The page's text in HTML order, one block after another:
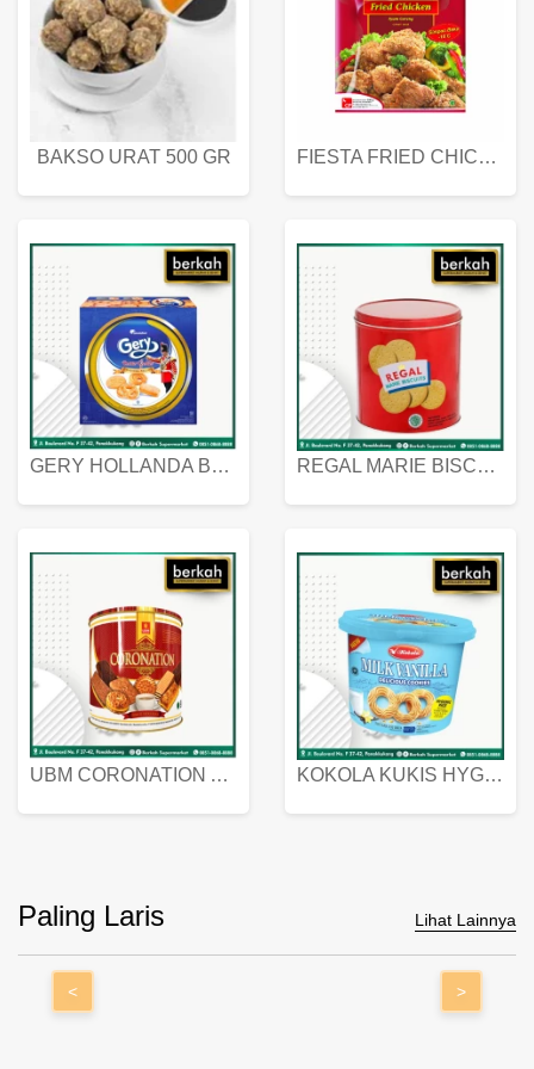
BAKSO URAT 500 GR FIESTA FRIED CHICKEN 500 GR
GERY HOLLANDA BUTTER COOKIES 450 GRAM REGAL MARIE BISCUIT KALENG 550 GRAM
UBM CORONATION ASSORTED BISKUIT KALENG 450 GRAM KOKOLA KUKIS HYGIENIC MILK VANILLA PACK 320 GR
Paling Laris Lihat Lainnya
< >